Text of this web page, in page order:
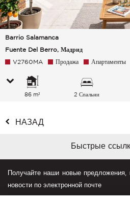
Barrio Salamanca
Fuente Del Berro, Мадрид
V2760MA Продажа Апартаменты
86 m² 2 Спальни
НАЗАД
Быстрые
Получайте наши новые
новости по электронной почте